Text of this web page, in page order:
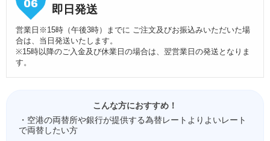
即日発送
営業日※15時（午後3時）までに ご注文及びお振込みいただいた場
合は、当日発送いたします。
※15時以降のご入金及び休業日の場合は、翌営業日の発送となりま
す。
こんな方におすすめ！
・空港の両替所や銀行が提供する為替レートよりよいレート
で両替したい方